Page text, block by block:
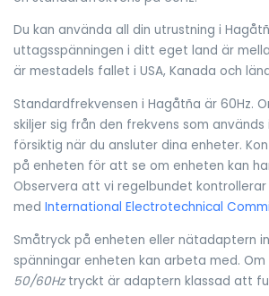
Du kan använda all din utrustning i
uttagsspänningen i ditt eget land är
är mestadels fallet i USA, Kanada och
Standardfrekvensen i Hagåtña är 60Hz.
skiljer sig från den frekvens som
försiktig när du ansluter dina enheter.
på enheten för att se om enheten kan
Observera att vi regelbundet
med International Electrotechnical
Småtryck på enheten eller nätadaptern
spänningar enheten kan arbeta med. Om
50/60Hztryckt är adaptern klassad att